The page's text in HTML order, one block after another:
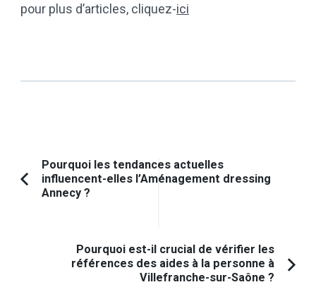
pour plus d’articles, cliquez-ici
Navigation
d'article
Article
Pourquoi les tendances actuelles
influencent-elles l’Aménagement dressing
Annecy ?
Pourquoi est-il crucial de vérifier les
références des aides à la personne à
Villefranche-sur-Saône ?